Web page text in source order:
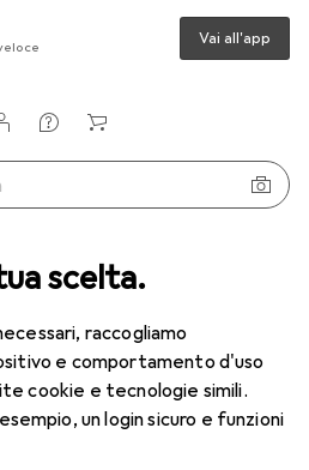
scelta.
raccogliamo
e comportamento d'uso
cookie e tecnologie simili.
un login sicuro e funzioni
Vai all'app
desideri
più HydraGlyde per l'astigmatismo
1 Immagine
per